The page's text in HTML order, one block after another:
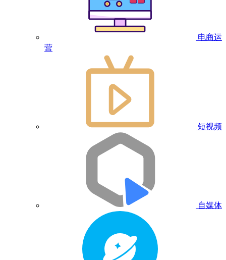
电商运
营
短视频
自媒体